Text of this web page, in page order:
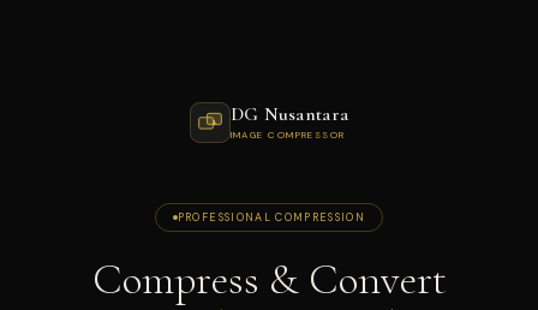
DG Nusantara
IMAGE COMPRESSOR
PROFESSIONAL COMPRESSION
Compress & Convert